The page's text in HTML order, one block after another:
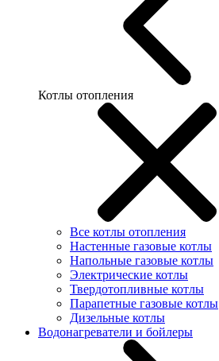
Котлы отопления
Все котлы отопления
Настенные газовые котлы
Напольные газовые котлы
Электрические котлы
Твердотопливные котлы
Парапетные газовые котлы
Дизельные котлы
Водонагреватели и бойлеры